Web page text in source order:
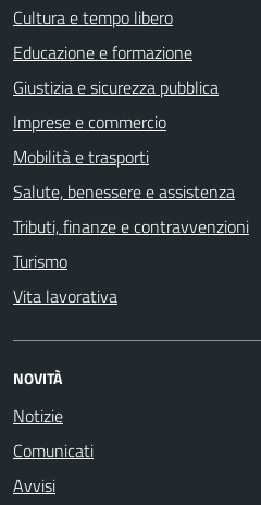
Cultura e tempo libero
Educazione e formazione
Giustizia e sicurezza pubblica
Imprese e commercio
Mobilità e trasporti
Salute, benessere e assistenza
Tributi, finanze e contravvenzioni
Turismo
Vita lavorativa
NOVITÀ
Notizie
Comunicati
Avvisi